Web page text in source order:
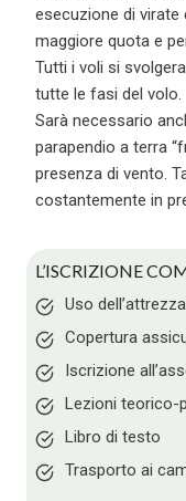
esecuzione di virate
maggiore quota e
Tutti i voli si
tutte le fasi del volo.
Sarà necessario
parapendio a terra
presenza di vento.
costantemente in
L’ISCRIZIONE
Uso
Copertura
Iscrizione
Lezioni teorico-
Libro di testo
Trasporto ai